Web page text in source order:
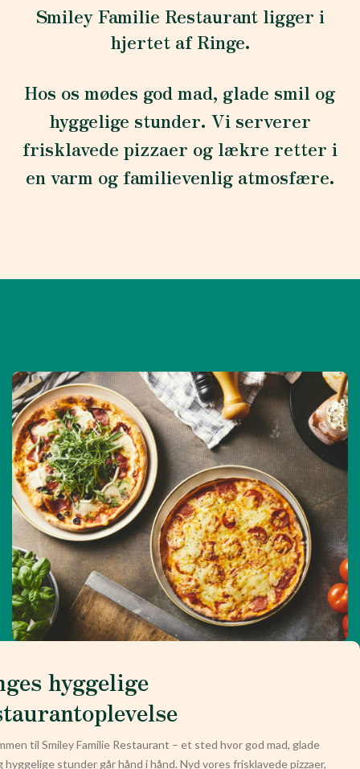
Smiley Familie Restaurant ligger i
hjertet af Ringe.
Hos os mødes god mad, glade smil og
hyggelige stunder. Vi serverer
frisklavede pizzaer og lækre retter i
en varm og familievenlig atmosfære.
hyggelige
til Smiley Familie Restaurant – et sted hvor god mad, glade
hyggelige stunder går hånd i hånd. Nyd vores frisklavede pizzaer,